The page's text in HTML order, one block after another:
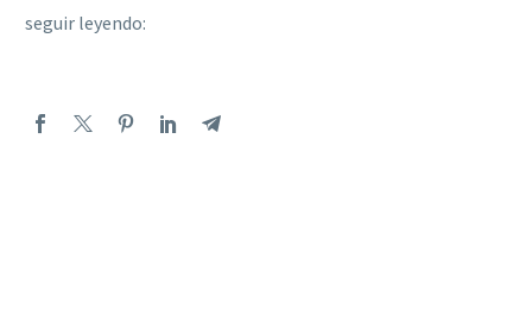
seguir leyendo: